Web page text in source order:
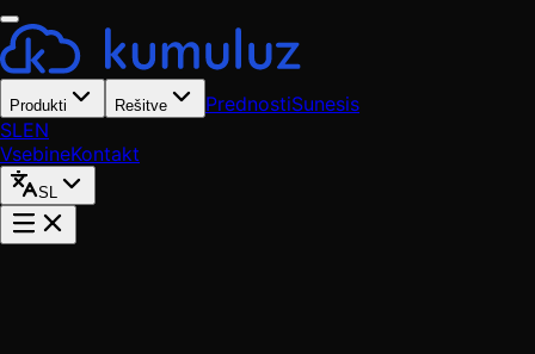
Produkti Rešitve PrednostiSunesis
SLEN
VsebineKontakt
SL